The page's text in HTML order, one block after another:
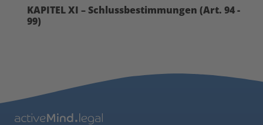
KAPITEL XI – Schlussbestimmungen (Art. 94 -
99)